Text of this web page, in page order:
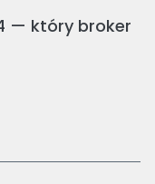
— który broker